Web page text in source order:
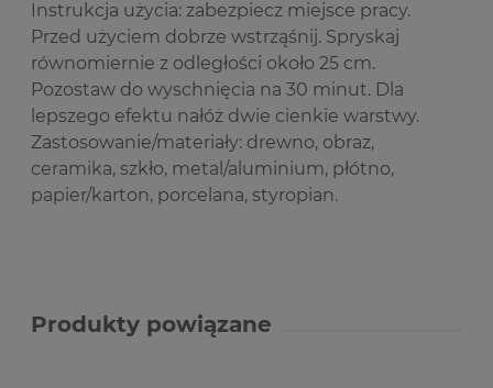
Instrukcja użycia: zabezpiecz miejsce pracy.
Przed użyciem dobrze wstrząśnij. Spryskaj
równomiernie z odległości około 25 cm.
Pozostaw do wyschnięcia na 30 minut. Dla
lepszego efektu nałóż dwie cienkie warstwy.
Zastosowanie/materiały: drewno, obraz,
ceramika, szkło, metal/aluminium, płótno,
papier/karton, porcelana, styropian.
Produkty powiązane